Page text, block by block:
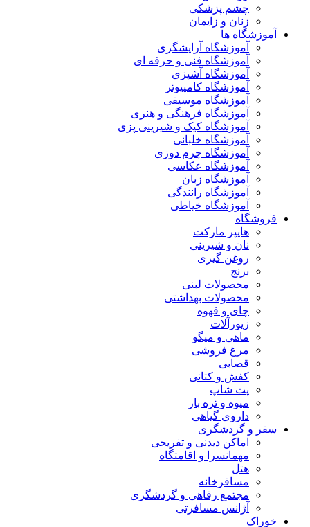
چشم پزشکی
زنان و زایمان
آموزشگاه ها
آموزشگاه آرایشگری
آموزشگاه فنی و حرفه ای
آموزشگاه آشپزی
آموزشگاه کامپیوتر
آموزشگاه موسیقی
آموزشگاه فرهنگی و هنری
آموزشگاه کیک و شیرینی پزی
آموزشگاه خلبانی
آموزشگاه چرم دوزی
آموزشگاه عکاسی
آموزشگاه زبان
آموزشگاه رانندگی
آموزشگاه خیاطی
فروشگاه
هایپر مارکت
نان و شیرینی
روغن گیری
برنج
محصولات لبنی
محصولات بهداشتی
چای و قهوه
زیورآلات
ماهی و میگو
مرغ فروشی
قصابی
کفش و کتانی
پت شاپ
میوه و تره بار
داروی گیاهی
سفر و گردشگری
اماکن دیدنی و تفریحی
مهمانسرا و اقامتگاه
هتل
مسافرخانه
مجتمع رفاهی و گردشگری
آژانس مسافرتی
خوراک